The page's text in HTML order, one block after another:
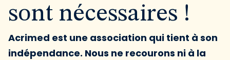
sont nécessaires !
Acrimed est une association qui tient à son
indépendance. Nous ne recourons ni à la